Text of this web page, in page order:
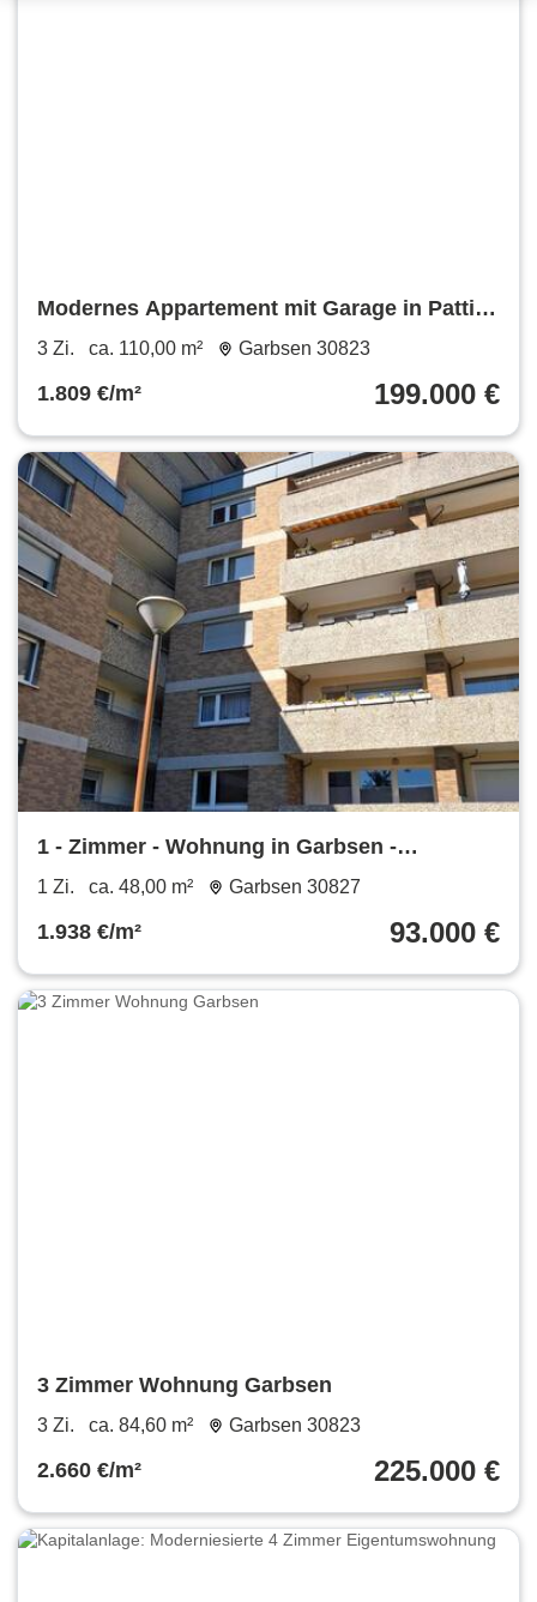
Modernes Appartement mit Garage in Patti
(Sizilien) – 199.000 €
3 Zi. ca. 110,00 m² Garbsen 30823
1.809 €/m² 199.000 €
1 - Zimmer - Wohnung in Garbsen -
Berenbostel 48qm + Kellerraum
1 Zi. ca. 48,00 m² Garbsen 30827
1.938 €/m² 93.000 €
3 Zimmer Wohnung Garbsen
3 Zi. ca. 84,60 m² Garbsen 30823
2.660 €/m² 225.000 €